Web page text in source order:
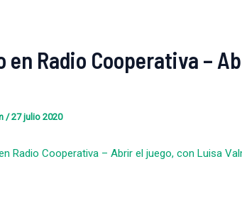
Radio Cooperativa –
/27 julio 2020
Radio Cooperativa – Abrir el juego, con Luisa